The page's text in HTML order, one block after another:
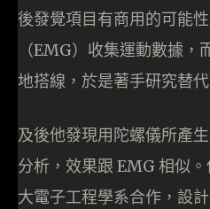
後發覺項目有商用的可能
（EMG）收集運動數據
地搭線，於是著手研究替代
及後他發現用陀螺儀所產
分析，效果跟 EMG 相似
大電子工程學系合作，設